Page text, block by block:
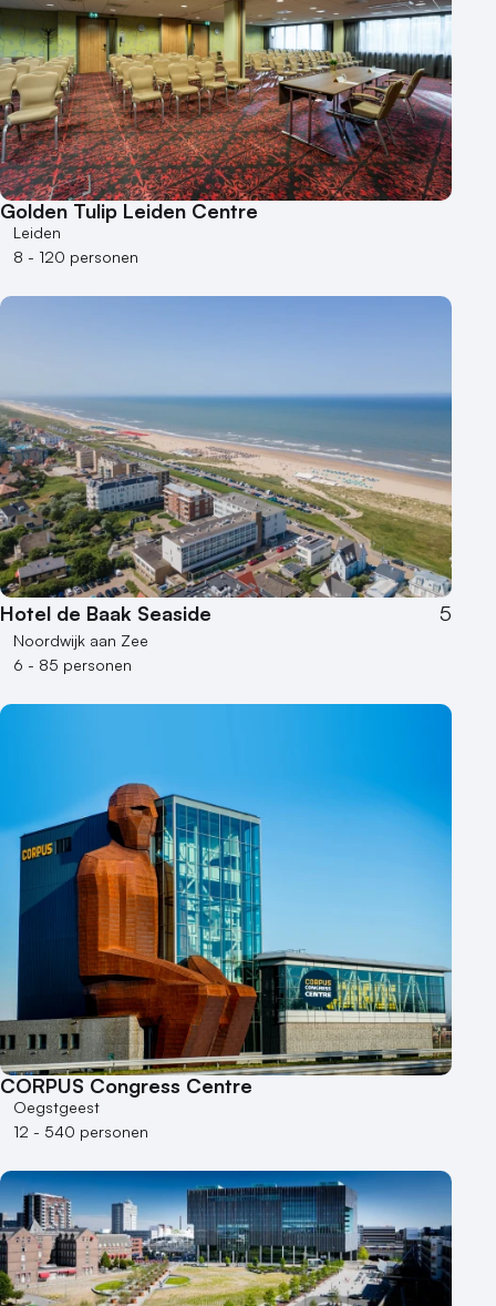
Golden Tulip Leiden Centre
Leiden
8 - 120 personen
Hotel de Baak Seaside 5
Noordwijk aan Zee
6 - 85 personen
CORPUS Congress Centre
Oegstgeest
12 - 540 personen